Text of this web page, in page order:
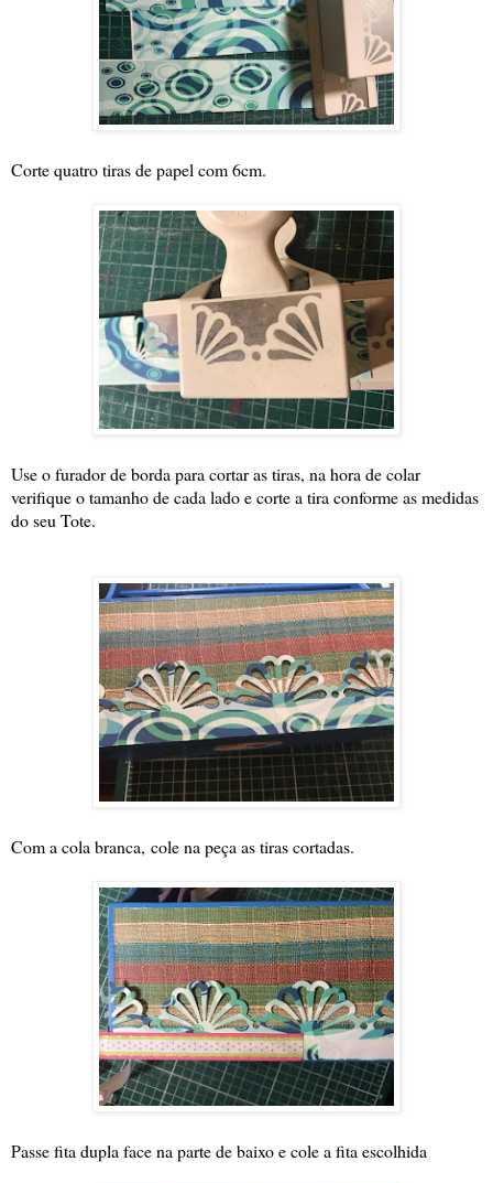
Corte quatro tiras de papel com 6cm.
Use o furador de borda para cortar as tiras, na hora de colar
verifique o tamanho de cada lado e corte a tira conforme as medidas
do seu Tote.
Com a cola branca, cole na peça as tiras cortadas.
Passe fita dupla face na parte de baixo e cole a fita escolhida